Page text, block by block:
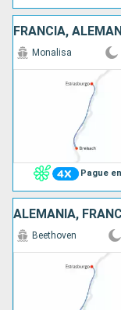
FRANCIA,
Pague
Monalisa
ALEMANIA,
Beethoven